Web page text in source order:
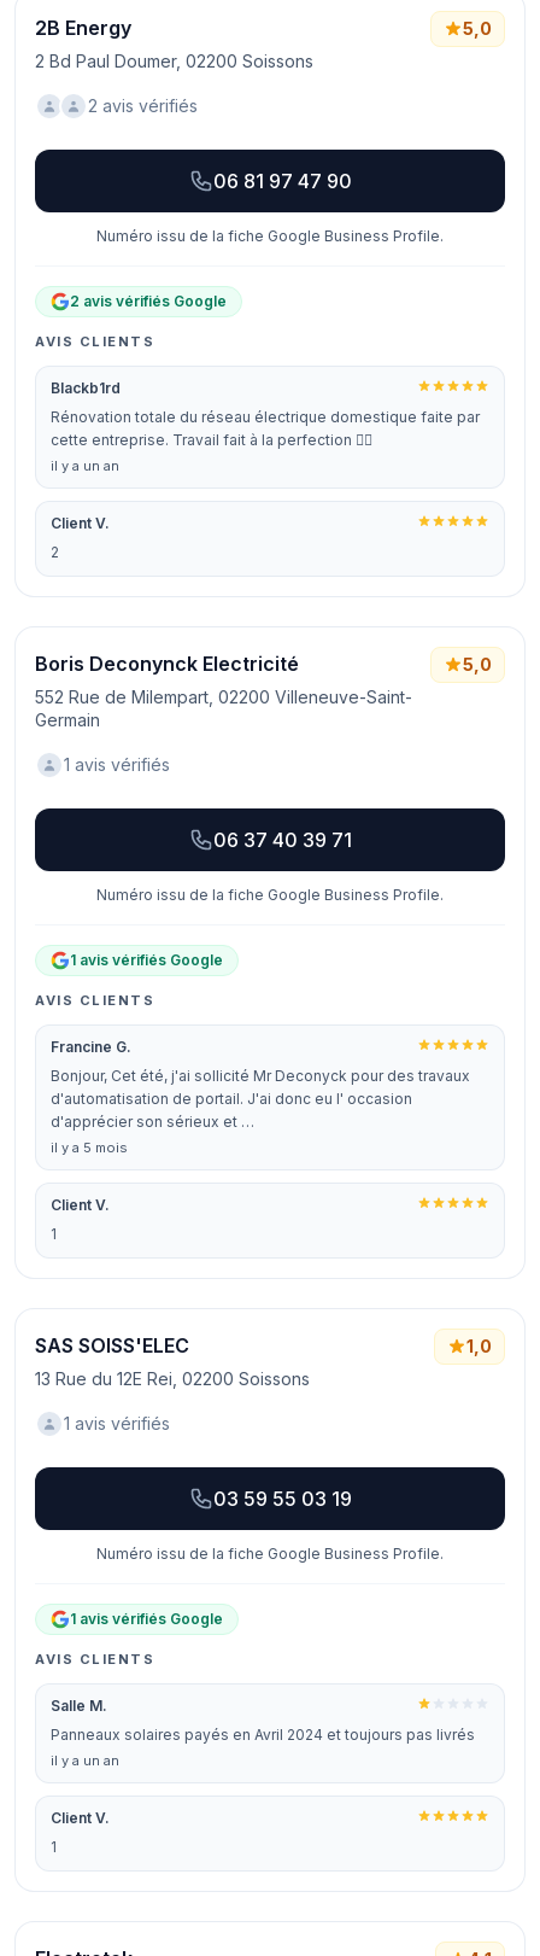
2B Energy
2 Bd Paul Doumer, 02200 Soissons
5,0
2 avis vérifiés
06 81 97 47 90
Numéro issu de la fiche Google Business Profile.
2 avis vérifiés Google
AVIS CLIENTS
Blackb1rd
Rénovation totale du réseau électrique domestique faite par
cette entreprise. Travail fait à la perfection 👍🏼
il y a un an
Client V.
2
Boris Deconynck Electricité
552 Rue de Milempart, 02200 Villeneuve-Saint-
Germain
5,0
1 avis vérifiés
06 37 40 39 71
Numéro issu de la fiche Google Business Profile.
1 avis vérifiés Google
AVIS CLIENTS
Francine G.
Bonjour, Cet été, j'ai sollicité Mr Deconyck pour des travaux
d'automatisation de portail. J'ai donc eu l' occasion
d'apprécier son sérieux et …
il y a 5 mois
Client V.
1
SAS SOISS'ELEC
13 Rue du 12E Rei, 02200 Soissons
1,0
1 avis vérifiés
03 59 55 03 19
Numéro issu de la fiche Google Business Profile.
1 avis vérifiés Google
AVIS CLIENTS
Salle M.
Panneaux solaires payés en Avril 2024 et toujours pas livrés
il y a un an
Client V.
1